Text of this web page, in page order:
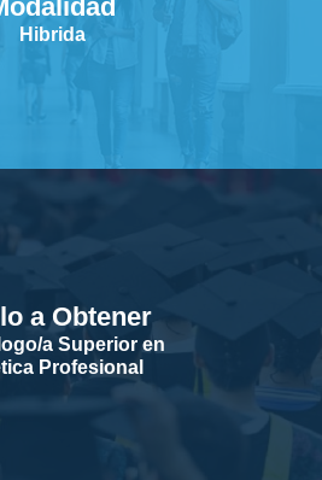
Hibrida
a Obtener
a Superior en
Profesional